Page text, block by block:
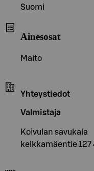
Suomi
Ainesosat
Maito
Yhteystiedot
Valmistaja
Koivulan savukala
kelkkamäentie